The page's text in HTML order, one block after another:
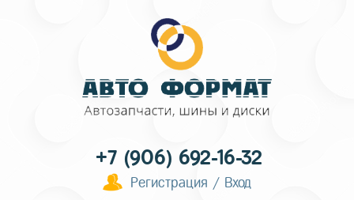
+7 (906) 692-16-32
Регистрация / Вход